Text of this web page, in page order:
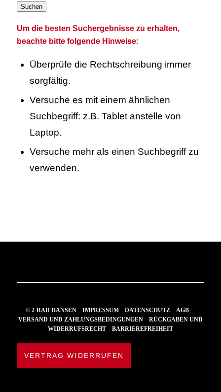
Suchen
Um die besten Suchergebnisse zu erhalten,
beachte bitte folgende Hinweise:
Überprüfe die Rechtschreibung immer
sorgfältig.
Versuche es mit einem ähnlichen
Suchbegriff: z.B. Tablet anstelle von
Laptop.
Versuche mehr als einen Suchbegriff zu
verwenden.
© 2-RAD HANSENIMPRESSUM DATENSCHUTZ
AGB
VERSAND UND ZAHLUNGSBEDINGUNGEN
RÜCKGABEN UND
WIDERRUFSRECHT
BARRIEREFREIHEIT
VERTRAG WIDERRUFEN